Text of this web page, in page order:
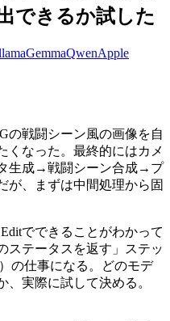
できるか試した
GemmaQwenApple
の戦闘シーン風の画像を自
くなった。最終的にはカメ
生成→戦闘シーン合成→プ
が、まずは中間処理から固
でできることがわかって
ステータスを返す」ステッ
の仕事になる。どのモデ
、実際に試して決める。